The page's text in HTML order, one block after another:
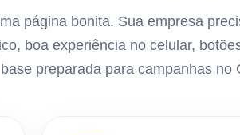
página bonita. Sua empresa
boa experiência no celular,
base preparada para campanhas no